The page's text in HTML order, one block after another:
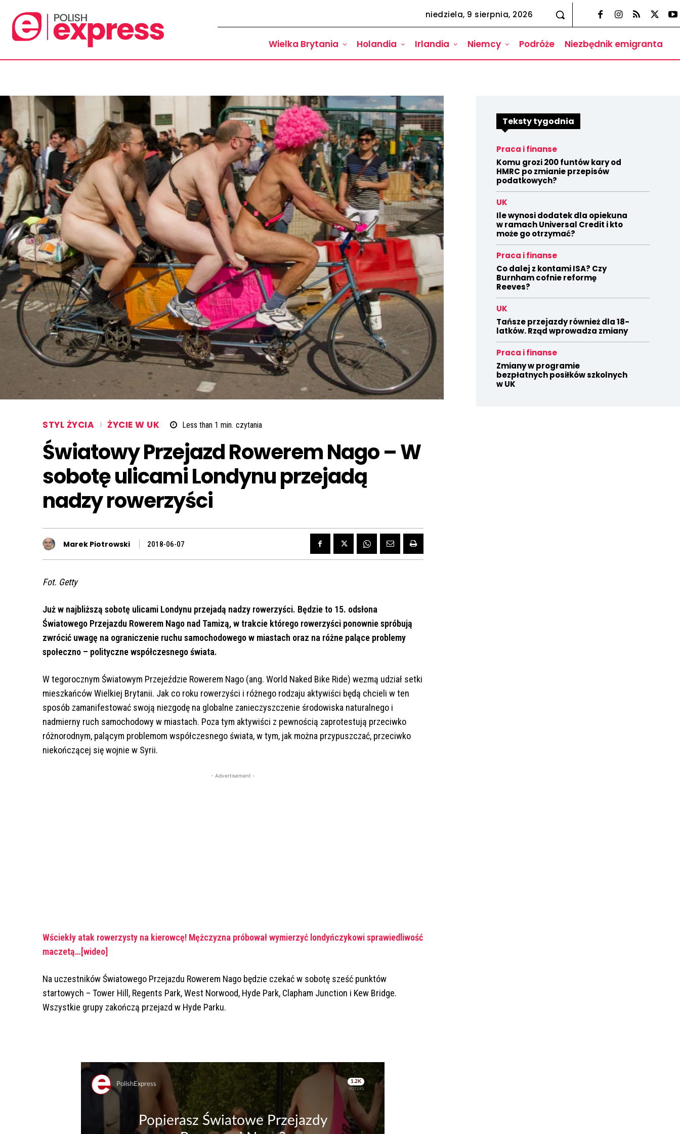
niedziela, 9 sierpnia, 2026
Wielka Brytania Holandia Irlandia Niemcy Podróże Niezbędnik emigranta
STYL ŻYCIA ŻYCIE W UK Less than 1 min. czytania
Światowy Przejazd Rowerem Nago – W
sobotę ulicami Londynu przejadą
nadzy rowerzyści
Marek Piotrowski 2018-06-07
Fot. Getty
Już w najbliższą sobotę ulicami Londynu przejadą nadzy rowerzyści. Będzie to 15. odsłona
Światowego Przejazdu Rowerem Nago nad Tamizą, w trakcie którego rowerzyści ponownie spróbują
zwrócić uwagę na ograniczenie ruchu samochodowego w miastach oraz na różne palące problemy
społeczno – polityczne współczesnego świata.
W tegorocznym Światowym Przejeździe Rowerem Nago (ang. World Naked Bike Ride) wezmą udział setki
mieszkańców Wielkiej Brytanii. Jak co roku rowerzyści i różnego rodzaju aktywiści będą chcieli w ten
sposób zamanifestować swoją niezgodę na globalne zanieczyszczenie środowiska naturalnego i
nadmierny ruch samochodowy w miastach. Poza tym aktywiści z pewnością zaprotestują przeciwko
różnorodnym, palącym problemom współczesnego świata, w tym, jak można przypuszczać, przeciwko
niekończącej się wojnie w Syrii.
- Advertisement -
Wściekły atak rowerzysty na kierowcę! Mężczyzna próbował wymierzyć londyńczykowi sprawiedliwość
maczetą…[wideo]
Na uczestników Światowego Przejazdu Rowerem Nago będzie czekać w sobotę sześć punktów
startowych – Tower Hill, Regents Park, West Norwood, Hyde Park, Clapham Junction i Kew Bridge.
Wszystkie grupy zakończą przejazd w Hyde Parku.
Teksty tygodnia
Praca i finanse
Komu grozi 200 funtów kary od
HMRC po zmianie przepisów
podatkowych?
UK
Ile wynosi dodatek dla opiekuna
w ramach Universal Credit i kto
może go otrzymać?
Praca i finanse
Co dalej z kontami ISA? Czy
Burnham cofnie reformę
Reeves?
UK
Tańsze przejazdy również dla 18-
latków. Rząd wprowadza zmiany
Praca i finanse
Zmiany w programie
bezpłatnych posiłków szkolnych
w UK